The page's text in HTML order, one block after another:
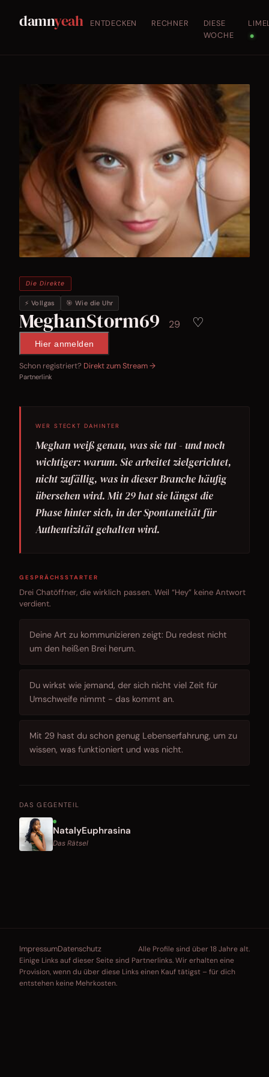
damnyeah ENTDECKEN RECHNER
DIESE
WOCHE
●
Die Direkte
⚡ Vollgas 🎯 Wie die Uhr
MeghanStorm69 29 ♡
Hier anmelden
Schon registriert? Direkt zum Stream →
Partnerlink
WER STECKT DAHINTER
Meghan weiß genau, was sie tut - und noch
wichtiger: warum. Sie arbeitet zielgerichtet,
nicht zufällig, was in dieser Branche häufig
übersehen wird. Mit 29 hat sie längst die
Phase hinter sich, in der Spontaneität für
Authentizität gehalten wird.
GESPRÄCHSSTARTER
Drei Chatöffner, die wirklich passen. Weil “Hey” keine Antwort
verdient.
Deine Art zu kommunizieren zeigt: Du redest nicht
um den heißen Brei herum.
Du wirkst wie jemand, der sich nicht viel Zeit für
Umschweife nimmt - das kommt an.
Mit 29 hast du schon genug Lebenserfahrung, um zu
wissen, was funktioniert und was nicht.
DAS GEGENTEIL
NatalyEuphrasina
Das Rätsel
ImpressumDatenschutz
Alle Profile sind über 18 Jahre alt.
Einige Links auf dieser Seite sind Partnerlinks. Wir erhalten eine
Provision, wenn du über diese Links einen Kauf tätigst – für dich
entstehen keine Mehrkosten.